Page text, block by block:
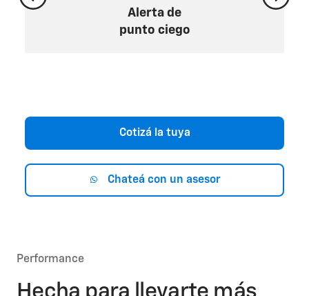
Alerta de
punto ciego
Cotizá la tuya
Chateá con un asesor
Performance
Hecha para llevarte más